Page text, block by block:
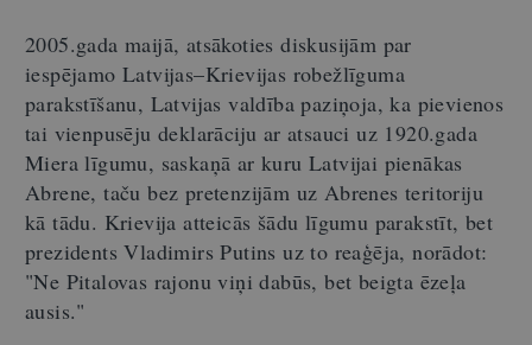
2005.gada maijā, atsākoties diskusijām par
iespējamo Latvijas–Krievijas robežlīguma
parakstīšanu, Latvijas valdība paziņoja, ka pievienos
tai vienpusēju deklarāciju ar atsauci uz 1920.gada
Miera līgumu, saskaņā ar kuru Latvijai pienākas
Abrene, taču bez pretenzijām uz Abrenes teritoriju
kā tādu. Krievija atteicās šādu līgumu parakstīt, bet
prezidents Vladimirs Putins uz to reaģēja, norādot:
"Ne Pitalovas rajonu viņi dabūs, bet beigta ēzeļa
ausis."